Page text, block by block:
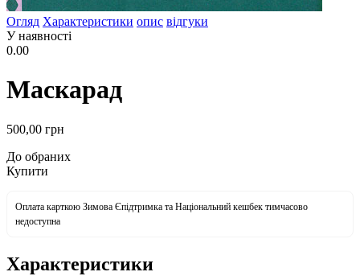
Огляд Характеристики опис відгуки
У наявності
0.00
Маскарад
500,00 грн
До обраних
Купити
Оплата карткою Зимова Єпідтримка та Національний кешбек тимчасово
недоступна
Характеристики